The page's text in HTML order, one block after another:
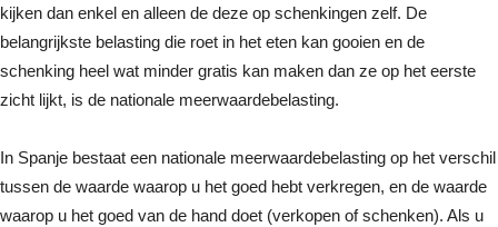
kijken dan enkel en alleen de deze op schenkingen zelf. De
belangrijkste belasting die roet in het eten kan gooien en de
schenking heel wat minder gratis kan maken dan ze op het eerste
zicht lijkt, is de nationale meerwaardebelasting.
In Spanje bestaat een nationale meerwaardebelasting op het verschil
tussen de waarde waarop u het goed hebt verkregen, en de waarde
waarop u het goed van de hand doet (verkopen of schenken). Als u